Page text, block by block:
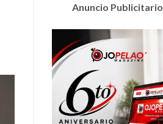
Anuncio Publicitario